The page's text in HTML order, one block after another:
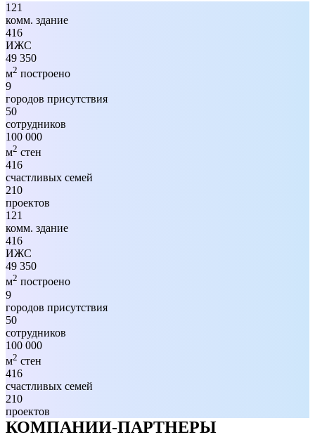
121
комм. здание
416
ИЖС
49 350
м2 построено
9
городов присутствия
50
сотрудников
100 000
м2 стен
416
счастливых семей
210
проектов
121
комм. здание
416
ИЖС
49 350
м2 построено
9
городов присутствия
50
сотрудников
100 000
м2 стен
416
счастливых семей
210
проектов
КОМПАНИИ-ПАРТНЕРЫ